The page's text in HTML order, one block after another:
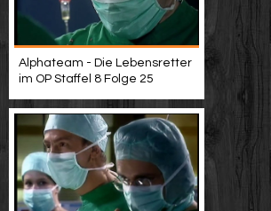
Alphateam - Die Lebensretter
im OP Staffel 8 Folge 25